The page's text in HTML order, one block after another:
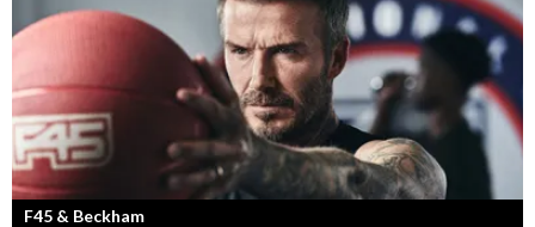
F45 & Beckham